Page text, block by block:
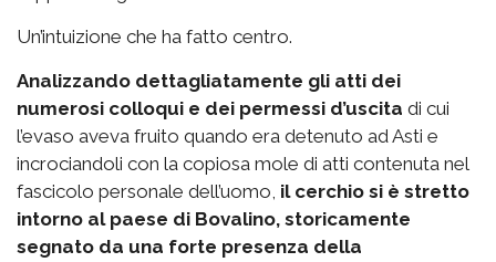
Un’intuizione che ha fatto centro.
Analizzando dettagliatamente gli atti dei
numerosi colloqui e dei permessi d’uscita di cui
l’evaso aveva fruito quando era detenuto ad Asti e
incrociandoli con la copiosa mole di atti contenuta nel
fascicolo personale dell’uomo, il cerchio si è stretto
intorno al paese di Bovalino, storicamente
segnato da una forte presenza della